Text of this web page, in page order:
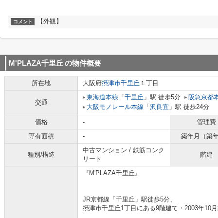
コメント 【外観】
M'PLAZA千里丘 の物件概要
所在地 大阪府摂津市千里丘 １丁目
交通
東海道本線 「 千里丘 」駅 徒歩5分
阪急京都
大阪モノレール本線 「 沢良宜 」駅 徒歩24分
価格 -
管理費
専有面積
- 築年月（築
種別/構造
中古マンション / 鉄筋コンク
リート
階建
『M'PLAZA千里丘』
JR京都線「千里丘」駅徒歩5分、
摂津市千里丘1丁目にある9階建て・2003年10